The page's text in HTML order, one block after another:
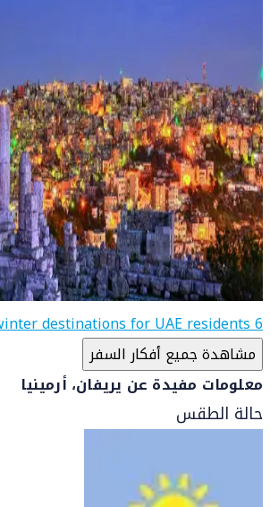
6 affordable winter destinations for UAE residents
مشاهدة جميع أفكار السفر
معلومات مفيدة عن يريفان، أرمينيا
حالة الطقس